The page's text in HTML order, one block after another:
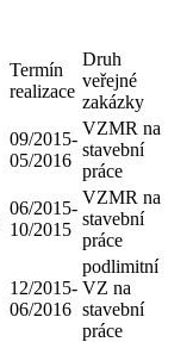
Termín
realizace
Druh
veřejné
zakázky
09/2015-
05/2016
VZMR na
stavební
práce
06/2015-
10/2015
VZMR na
stavební
práce
12/2015-
06/2016
podlimitní
VZ na
stavební
práce